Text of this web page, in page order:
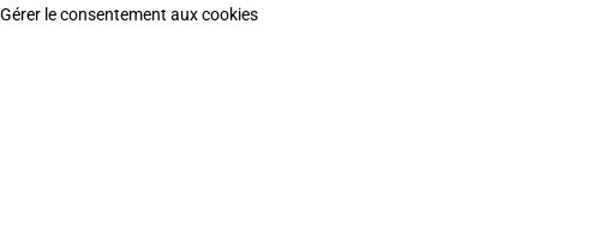
Gérer le consentement aux cookies